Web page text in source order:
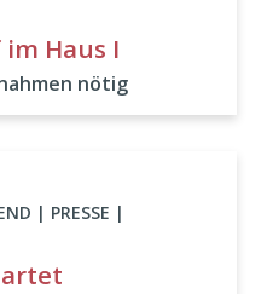
Haus I
nötig
| PRESSE |